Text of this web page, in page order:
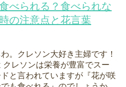
べられる？食べられな
の注意点と花言葉
。クレソン大好き主婦です！
クレソンは栄養が豊富でスー
と言われていますが『花が咲